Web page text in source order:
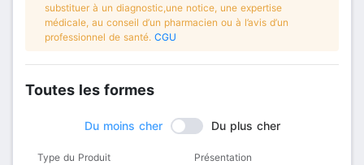
substituer à un diagnostic,une notice, une expertise
médicale, au conseil d’un pharmacien ou à l’avis d’un
professionnel de santé. CGU
Toutes les formes
Du moins cher Du plus cher
Type du Produit Présentation